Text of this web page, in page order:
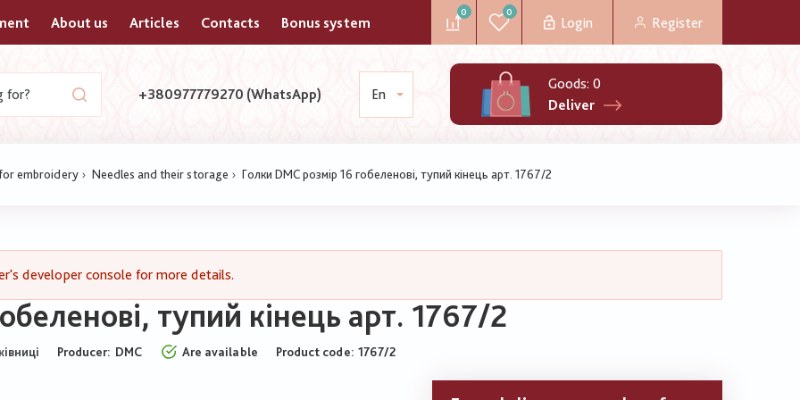
About us Articles Contacts Bonus system
0 0
Login Register
+380977779270 (WhatsApp) En
Goods: 0
Deliver
embroidery Needles and their storage Голки DMC розмір 16 гобеленові, тупий кінець арт. 1767/2
developer console for more details.
тупий кінець арт. 1767/2
Producer: DMC Are available Product code 1767/2